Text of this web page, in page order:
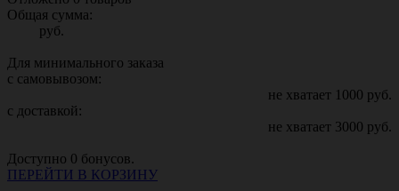
Общая сумма:
руб.
Для минимального заказа
с самовывозом:
не хватает 1000 руб.
с доставкой:
не хватает 3000 руб.
Доступно 0 бонусов.
ПЕРЕЙТИ В КОРЗИНУ